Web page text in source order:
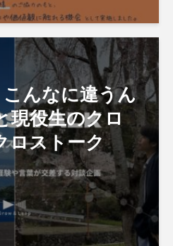
んなに違うん
現役生のクロ
ロストーク